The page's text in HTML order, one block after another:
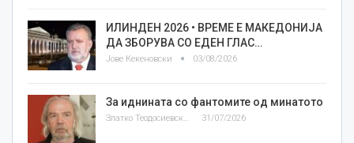
ИЛИНДЕН 2026 • ВРЕМЕ Е МАКЕДОНИЈА
ДА ЗБОРУВА СО ЕДЕН ГЛАС…
Јове Кекеновски 03/08/2026
За иднината со фантомите од минатото
Златко Теодосиевски 31/07/2026